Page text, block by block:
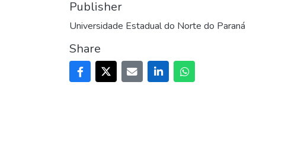
Publisher
Universidade Estadual do Norte do Paraná
Share